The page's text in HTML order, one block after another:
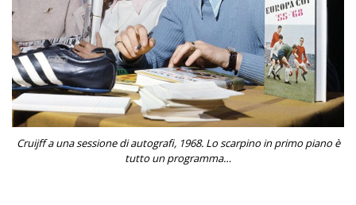
Cruijff a una sessione di autografi, 1968. Lo scarpino in primo piano è
tutto un programma…